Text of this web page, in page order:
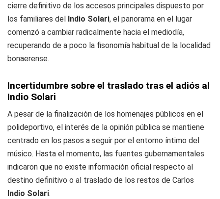
cierre definitivo de los accesos principales dispuesto por
los familiares del Indio Solari, el panorama en el lugar
comenzó a cambiar radicalmente hacia el mediodía,
recuperando de a poco la fisonomía habitual de la localidad
bonaerense.
Incertidumbre sobre el traslado tras el adiós al
Indio Solari
A pesar de la finalización de los homenajes públicos en el
polideportivo, el interés de la opinión pública se mantiene
centrado en los pasos a seguir por el entorno íntimo del
músico. Hasta el momento, las fuentes gubernamentales
indicaron que no existe información oficial respecto al
destino definitivo o al traslado de los restos de Carlos
Indio Solari.